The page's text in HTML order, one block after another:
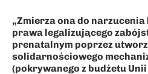
„Zmierza ona do
prawa legalizującego
prenatalnym poprzez
solidarnościowego
(pokrywanego z budżetu